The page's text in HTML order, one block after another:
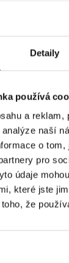
Detaily
používá
a
naší
o tom,
pro
údaje
které jste
že
sklep výtah